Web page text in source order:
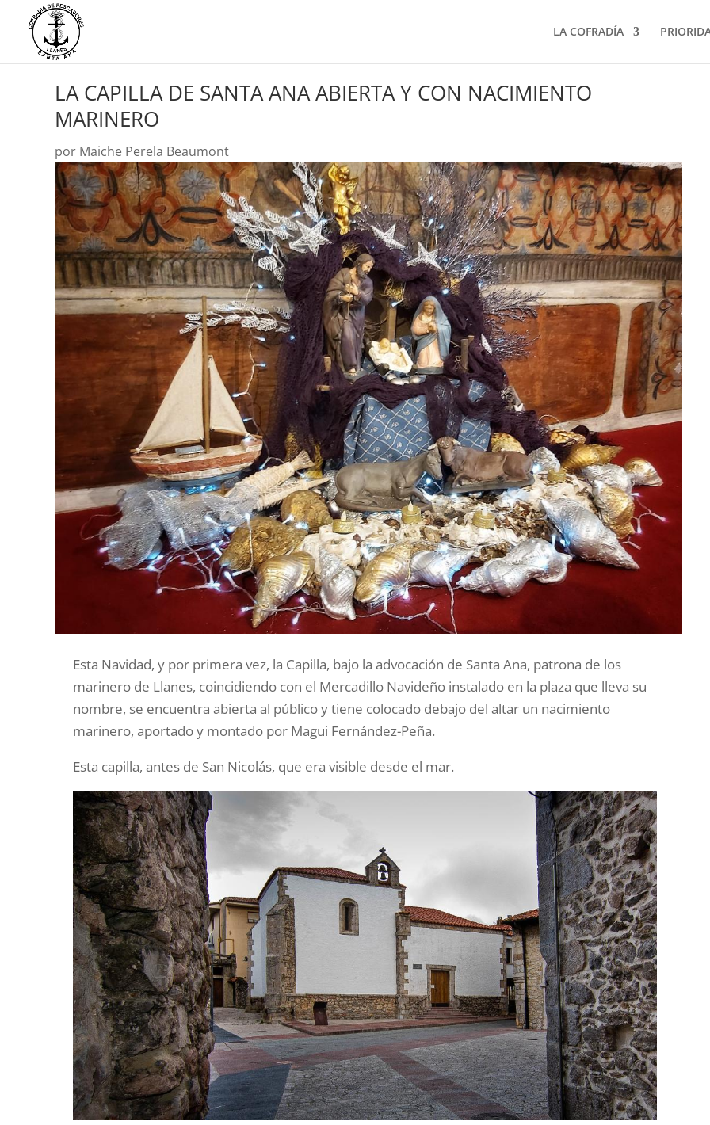
LA COFRADÍA
LA CAPILLA DE SANTA ANA ABIERTA Y CON NACIMIENTO
MARINERO
por Maiche Perela Beaumont
Esta Navidad, y por primera vez, la Capilla, bajo la advocación de Santa Ana, patrona de los
marinero de Llanes, coincidiendo con el Mercadillo Navideño instalado en la plaza que lleva su
nombre, se encuentra abierta al público y tiene colocado debajo del altar un nacimiento
marinero, aportado y montado por Magui Fernández-Peña.
Esta capilla, antes de San Nicolás, que era visible desde el mar.